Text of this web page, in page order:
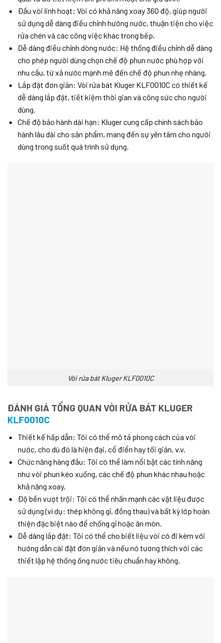
Đầu vòi linh hoạt: Vòi có khả năng xoay 360 độ, giúp người
sử dụng dễ dàng điều chỉnh hướng nước, thuận tiện cho việc
rửa chén và các công việc khác trong bếp.
Dễ dàng điều chỉnh dòng nước: Hệ thống điều chỉnh dễ dàng
cho phép người dùng chọn chế độ phun nước phù hợp với
nhu cầu, từ xả nước mạnh mẽ đến chế độ phun nhẹ nhàng.
Lắp đặt đơn giản: Vòi rửa bát Kluger KLF0010C có thiết kế
dễ dàng lắp đặt, tiết kiệm thời gian và công sức cho người
dùng.
Chế độ bảo hành dài hạn: Kluger cung cấp chính sách bảo
hành lâu dài cho sản phẩm, mang đến sự yên tâm cho người
dùng trong suốt quá trình sử dụng.
Vòi rửa bát Kluger KLF0010C
ĐÁNH GIÁ TỔNG QUAN VÒI RỬA BÁT KLUGER
KLF0010C
Thiết kế hấp dẫn: Tôi có thể mô tả phong cách của vòi
nước, cho dù đó là hiện đại, cổ điển hay tối giản, v.v.
Chức năng hàng đầu: Tôi có thể làm nổi bật các tính năng
như vòi phun kéo xuống, các chế độ phun khác nhau hoặc
khả năng xoay.
Độ bền vượt trội: Tôi có thể nhấn mạnh các vật liệu được
sử dụng (ví dụ: thép không gỉ, đồng thau) và bất kỳ lớp hoàn
thiện đặc biệt nào để chống gỉ hoặc ăn mòn.
Dễ dàng lắp đặt: Tôi có thể cho biết liệu vòi có đi kèm với
hướng dẫn cài đặt đơn giản và nếu nó tương thích với các
thiết lập hệ thống ống nước tiêu chuẩn hay không.